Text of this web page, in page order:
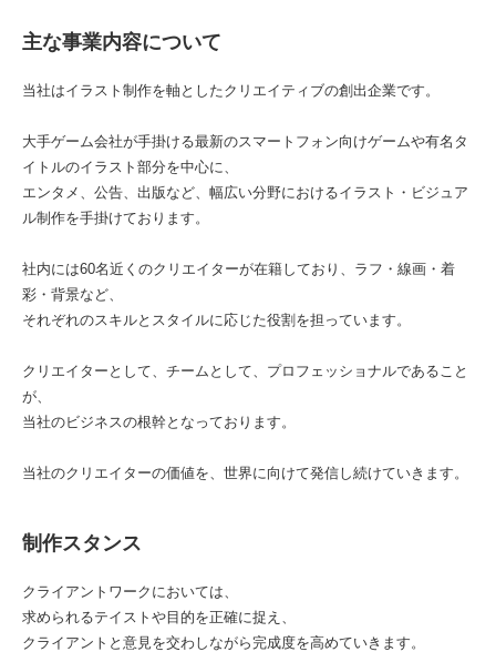
主な事業内容について
当社はイラスト制作を軸としたクリエイティブの創出企業です。
大手ゲーム会社が手掛ける最新のスマートフォン向けゲームや有名タ
イトルのイラスト部分を中心に、
エンタメ、公告、出版など、幅広い分野におけるイラスト・ビジュア
ル制作を手掛けております。
社内には60名近くのクリエイターが在籍しており、ラフ・線画・着
彩・背景など、
それぞれのスキルとスタイルに応じた役割を担っています。
クリエイターとして、チームとして、プロフェッショナルであること
が、
当社のビジネスの根幹となっております。
当社のクリエイターの価値を、世界に向けて発信し続けていきます。
制作スタンス
クライアントワークにおいては、
求められるテイストや目的を正確に捉え、
クライアントと意見を交わしながら完成度を高めていきます。